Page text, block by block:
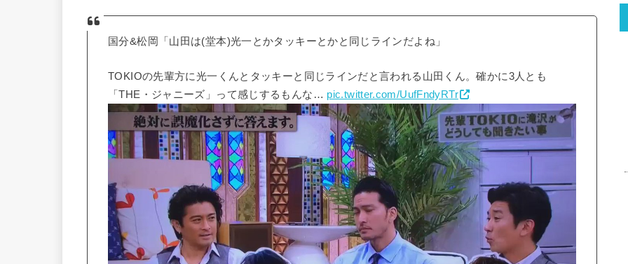
国分&松岡「山田は(堂本)光一とかタッキーとかと同じラインだよね」
TOKIOの先輩方に光一くんとタッキーと同じラインだと言われる山田くん。確かに3人とも
「THE・ジャニーズ」って感じするもんな… pic.twitter.com/UufFndyRTr